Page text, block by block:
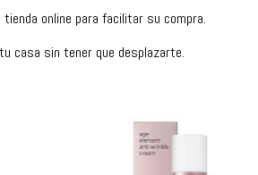
online para facilitar su compra.
casa sin tener que desplazarte.